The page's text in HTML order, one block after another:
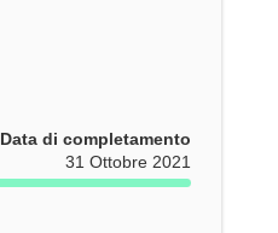
Data di completamento
31 Ottobre 2021